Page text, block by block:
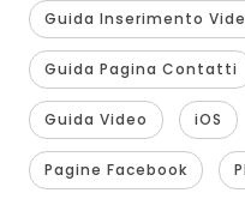
Guida Inserimento
Guida Pagina Contatti
Guida Video iOS
Pagine Facebook